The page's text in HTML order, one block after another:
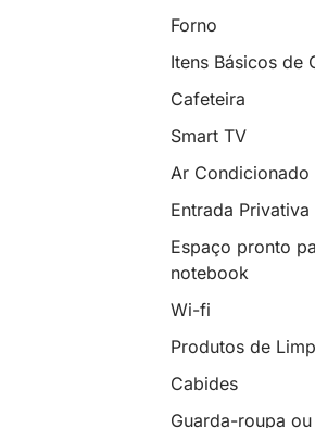
Forno
Itens Básicos de
Cafeteira
Smart TV
Ar Condicionado
Entrada Privativa
Espaço pronto
notebook
Wi-fi
Produtos de
Cabides
Guarda-roupa